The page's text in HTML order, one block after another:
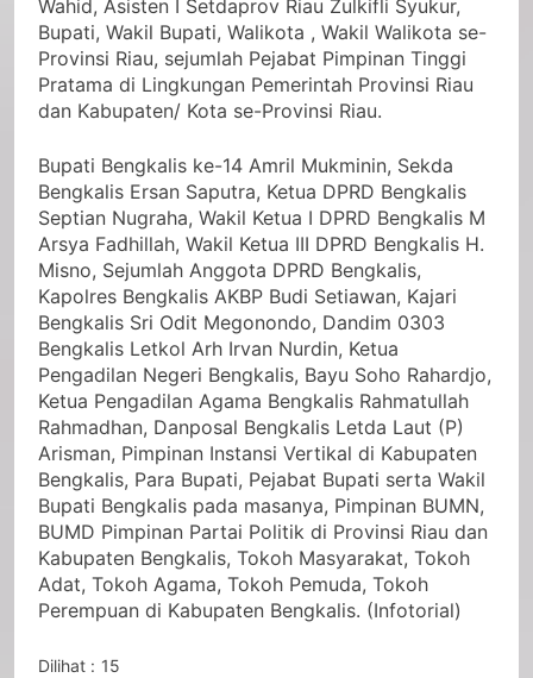
Wahid, Asisten I Setdaprov Riau Zulkifli Syukur,
Bupati, Wakil Bupati, Walikota , Wakil Walikota se-
Provinsi Riau, sejumlah Pejabat Pimpinan Tinggi
Pratama di Lingkungan Pemerintah Provinsi Riau
dan Kabupaten/ Kota se-Provinsi Riau.
Bupati Bengkalis ke-14 Amril Mukminin, Sekda
Bengkalis Ersan Saputra, Ketua DPRD Bengkalis
Septian Nugraha, Wakil Ketua I DPRD Bengkalis M
Arsya Fadhillah, Wakil Ketua III DPRD Bengkalis H.
Misno, Sejumlah Anggota DPRD Bengkalis,
Kapolres Bengkalis AKBP Budi Setiawan, Kajari
Bengkalis Sri Odit Megonondo, Dandim 0303
Bengkalis Letkol Arh Irvan Nurdin, Ketua
Pengadilan Negeri Bengkalis, Bayu Soho Rahardjo,
Ketua Pengadilan Agama Bengkalis Rahmatullah
Rahmadhan, Danposal Bengkalis Letda Laut (P)
Arisman, Pimpinan Instansi Vertikal di Kabupaten
Bengkalis, Para Bupati, Pejabat Bupati serta Wakil
Bupati Bengkalis pada masanya, Pimpinan BUMN,
BUMD Pimpinan Partai Politik di Provinsi Riau dan
Kabupaten Bengkalis, Tokoh Masyarakat, Tokoh
Adat, Tokoh Agama, Tokoh Pemuda, Tokoh
Perempuan di Kabupaten Bengkalis. (Infotorial)
Dilihat : 15